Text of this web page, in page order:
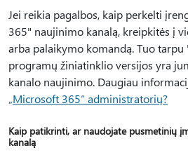
Jei reikia pagalbos, kaip perkelti
365" naujinimo kanalą, kreipkitės į
arba palaikymo komandą. Tuo
programų žiniatinklio versijos yra
kanalo naujinimo. Daugiau
„Microsoft 365“ administratorių?
Kaip patikrinti, ar naudojate pusmetinių
kanalą